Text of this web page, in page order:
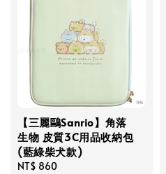
【三麗鷗Sanrio】角落
生物 皮質3C用品收納包
(藍綠柴犬款)
Regular
NT$ 860